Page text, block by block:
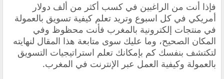
فإذا أنت من الراغبين في كسب أكثر من ألف دولار
أمريكي في كل اسبوع وتريد تعلم كيفية تسويق بالعمولة
في منتجات إلكترونية بالمغرب فأنت محظوظ وفي
المكان الصحيح، وما عليك سوى متابعة هذا المقال لنهايته
لتكتشف بنفسك كم بإمكانك تعلم استراتيجيات التسويق
بالعمولة وكيفية العمل عبر الإنترنت في المغرب.